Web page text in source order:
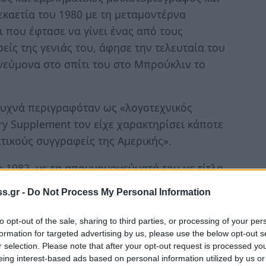
- Do Not Process My Personal Information
opt-out of the sale, sharing to third parties, or processing of your
for targeted advertising by us, please use the below opt-out
selection. Please note that after your opt-out request is processed
interest-based ads based on personal information utilized by us
του 1980 με τη μεταμοντέρνα
έφτασε να γίνει ένας από τους
της γενιάς του, άφησε την τελευταία του
στο σπίτι του στο Μπρούκλιν το
περιγραφόταν ως «λογοτεχνικός
τον είχε χαρακτηρίσει κάποτε
συγγραφείς της Αμερικής».
1982, με τα απομνημονεύματά του με τίτλο
για την απόμακρη σχέση του με τον
του μυθιστόρημα, «City of Glass»,
από μια μικρή εταιρεία στην Καλιφόρνια
«Τριλογίας της Νέας Υόρκης», τριών